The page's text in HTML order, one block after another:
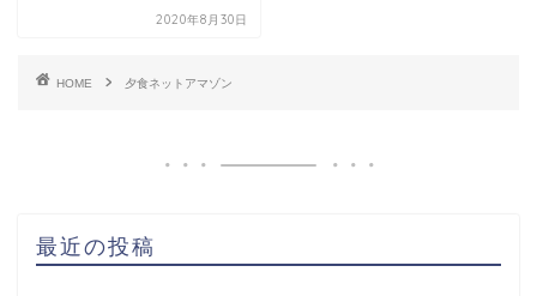
2020年8月30日
HOME 夕食ネットアマゾン
最近の投稿